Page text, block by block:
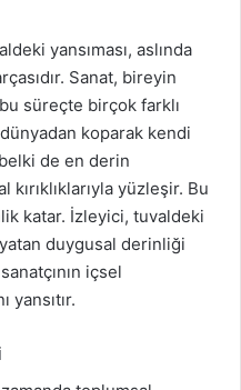
yansıması, aslında
Sanat, bireyin
süreçte birçok farklı
koparak kendi
de en derin
kırıklıklarıyla yüzleşir. Bu
katar. İzleyici, tuvaldeki
duygusal derinliği
içsel
yansıtır.